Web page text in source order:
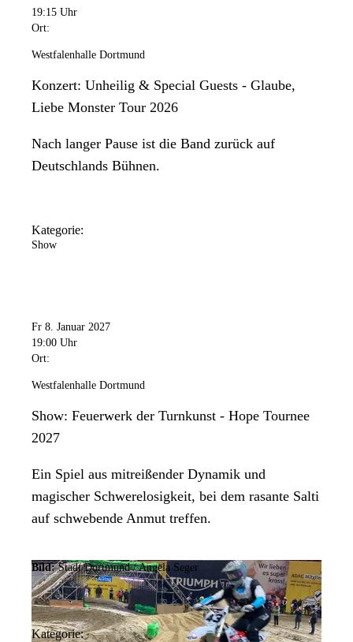
19:15 Uhr
Ort:
Westfalenhalle Dortmund
Konzert: Unheilig & Special Guests - Glaube,
Liebe Monster Tour 2026
Nach langer Pause ist die Band zurück auf
Deutschlands Bühnen.
Kategorie:
Show
Fr 8. Januar 2027
19:00 Uhr
Ort:
Westfalenhalle Dortmund
Show: Feuerwerk der Turnkunst - Hope Tournee
2027
Ein Spiel aus mitreißender Dynamik und
magischer Schwerelosigkeit, bei dem rasante Salti
auf schwebende Anmut treffen.
Bild:Stadt Dortmund /Angela Seger
Kategorie: